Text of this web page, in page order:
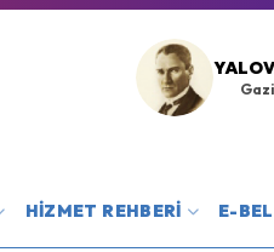
HİZMET REHBERİ E-